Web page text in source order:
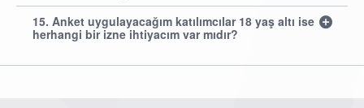
15. Anket uygulayacağım katılımcılar 18 yaş altı ise
herhangi bir izne ihtiyacım var mıdır?